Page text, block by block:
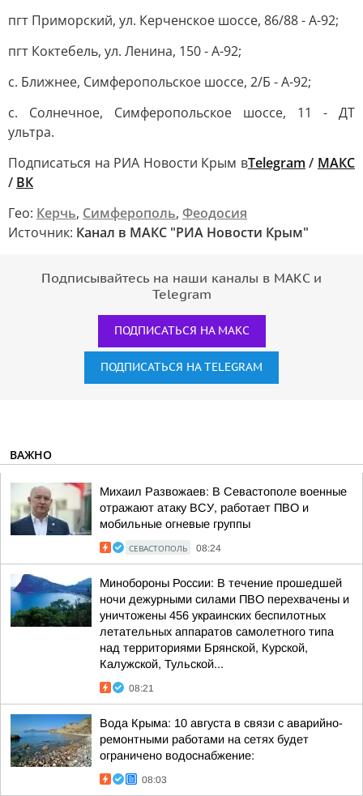
пгт Приморский, ул. Керченское шоссе, 86/88 - А-92;
пгт Коктебель, ул. Ленина, 150 - А-92;
с. Ближнее, Симферопольское шоссе, 2/Б - А-92;
с. Солнечное, Симферопольское шоссе, 11 - ДТ
ультра.
Подписаться на РИА Новости Крым вTelegram / МАКС
/ ВК
Гео: Керчь, Симферополь, Феодосия
Источник: Канал в МАКС "РИА Новости Крым"
Подписывайтесь на наши каналы в МАКС и
Telegram
ПОДПИСАТЬСЯ НА МАКС
ПОДПИСАТЬСЯ НА TELEGRAM
ВАЖНО
Михаил Развожаев: В Севастополе военные
отражают атаку ВСУ, работает ПВО и
мобильные огневые группы
СЕВАСТОПОЛЬ 08:24
Минобороны России: В течение прошедшей
ночи дежурными силами ПВО перехвачены и
уничтожены 456 украинских беспилотных
летательных аппаратов самолетного типа
над территориями Брянской, Курской,
Калужской, Тульской...
08:21
Вода Крыма: 10 августа в связи с аварийно-
ремонтными работами на сетях будет
ограничено водоснабжение:
08:03